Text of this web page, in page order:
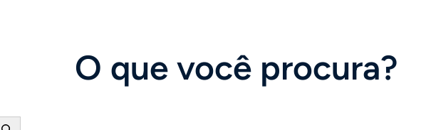
O que você procura?